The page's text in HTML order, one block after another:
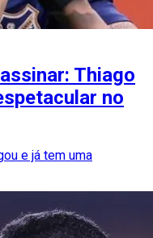
Thiago
no
e já tem uma